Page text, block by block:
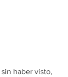
haber visto,